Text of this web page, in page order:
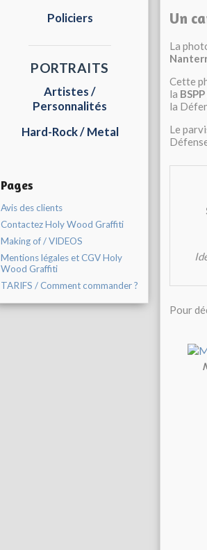
Policiers
PORTRAITS
Artistes /
Personnalités
Hard-Rock / Metal
Pages
Avis des clients
Contactez Holy Wood Graffiti
Making of / VIDEOS
Mentions légales et CGV Holy
Wood Graffiti
TARIFS / Comment commander ?
Un
La
Cette
la BSPP
la
Le
Pour